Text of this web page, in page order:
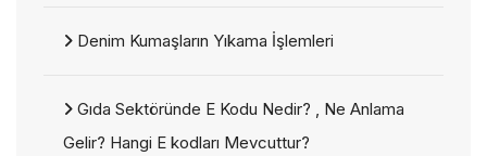
Denim Kumaşların Yıkama İşlemleri
Gıda Sektöründe E Kodu Nedir? , Ne Anlama
Gelir? Hangi E kodları Mevcuttur?